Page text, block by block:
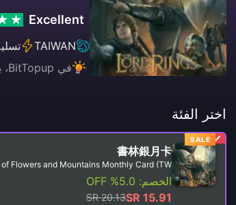
Excellent
TAIWAN
في BitTopup، يمكنك شحن ألعابك، وبثك المباشر، وشراء بطاقات الهدايا بكل سهولة، مع الاستمتاع بتجربة دفع مريحة وخصومات رائعة!
اختر الفئة
SALE
書林銀月卡
Flowers and Mountains Monthly Card (TW)
الخصم: 5.0% OFF
SR 15.91
SR 20.13